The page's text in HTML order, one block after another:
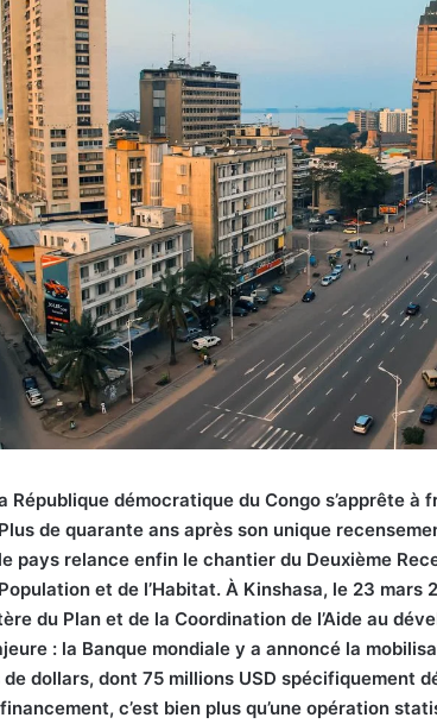
République démocratique du Congo s’apprête
Plus de quarante ans après son unique
le pays relance enfin le chantier du Deuxième
Population et de l’Habitat. À Kinshasa, le 23 mars
du Plan et de la Coordination de l’Aide au
: la Banque mondiale y a annoncé la
dollars, dont 75 millions USD spécifiquement
c’est bien plus qu’une opération